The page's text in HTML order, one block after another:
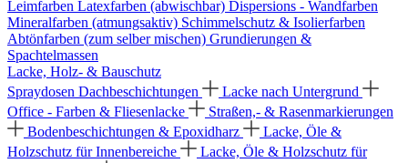
Leimfarben Latexfarben (abwischbar) Dispersions - Wandfarben
Mineralfarben (atmungsaktiv) Schimmelschutz & Isolierfarben
Abtönfarben (zum selber mischen) Grundierungen &
Spachtelmassen
Lacke, Holz- & Bauschutz
Spraydosen Dachbeschichtungen
Lacke nach Untergrund
Office - Farben & Fliesenlacke
Straßen,- & Rasenmarkierungen
Bodenbeschichtungen & Epoxidharz
Lacke, Öle &
Holzschutz für Innenbereiche
Lacke, Öle & Holzschutz für